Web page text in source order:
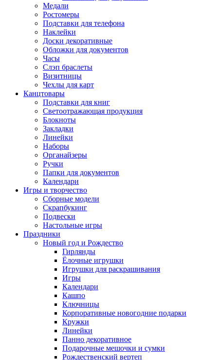
Медали
Ростомеры
Подставки для телефона
Наклейки
Доски декоративные
Обложки для документов
Часы
Слэп браслеты
Визитницы
Чехлы для карт
Канцтовары
Подставки для книг
Светоотражающая продукция
Блокноты
Закладки
Линейки
Наборы
Органайзеры
Ручки
Папки для документов
Календари
Игры и творчество
Сборные модели
Скрапбукинг
Подвески
Настольные игры
Праздники
Новый год и Рождество
Гирлянды
Ёлочные игрушки
Игрушки для раскрашивания
Игры
Календари
Кашпо
Ключницы
Корпоративные новогодние подарки
Кружки
Линейки
Панно декоративное
Подарочные мешочки и сумки
Рождественский вертеп